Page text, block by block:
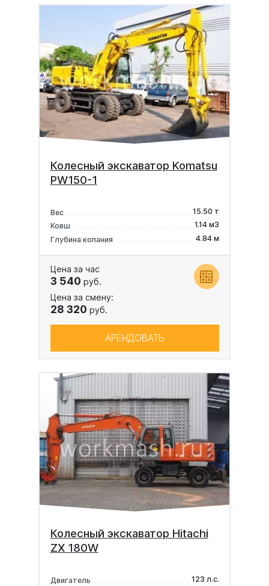
Колесный экскаватор Komatsu
PW150-1
Вес
15.50 т
Ковш
1.14 м3
Глубина копания
4.84 м
Цена за час
3 540 руб.
Цена за смену:
28 320 руб.
АРЕНДОВАТЬ
Колесный экскаватор Hitachi
ZX 180W
Двигатель
123 л.с.